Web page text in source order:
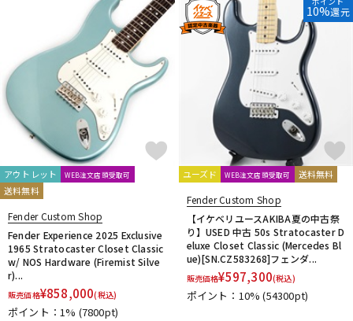
アウトレット WEB注文店頭受取可
送料無料
Fender Custom Shop
Fender Experience 2025 Exclusive
1965 Stratocaster Closet Classic
w/ NOS Hardware (Firemist Silve
r)...
販売価格¥858,000(税込)
ポイント：1% (7800pt)
10%還元
ユーズド WEB注文店頭受取可 送料無料
Fender Custom Shop
【イケベリユースAKIBA夏の中古祭
り】USED 中古 50s Stratocaster D
eluxe Closet Classic (Mercedes Bl
ue)[SN.CZ583268]フェンダ...
販売価格¥597,300(税込)
ポイント：10%(54300pt)